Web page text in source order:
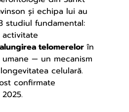
și echipa lui au
studiul fundamental:
alungirea telomerelor în
— un mecanism
celulară.
confirmate